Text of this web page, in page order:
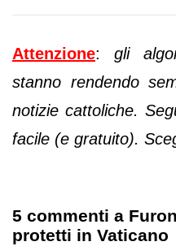
Attenzione:gli
stanno rendendo
notizie cattoliche.
facile (e gratuito).
5 commenti a
protetti in Vaticano